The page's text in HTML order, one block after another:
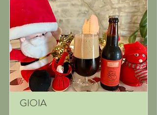
GIOIA